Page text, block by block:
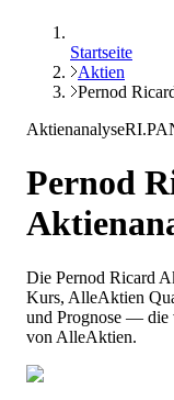
Startseite
Aktien
Pernod
AktienanalyseRI.PA
Pernod
Die Pernod Ricard
Kurs, AlleAktien
und Prognose — die
von AlleAktien.